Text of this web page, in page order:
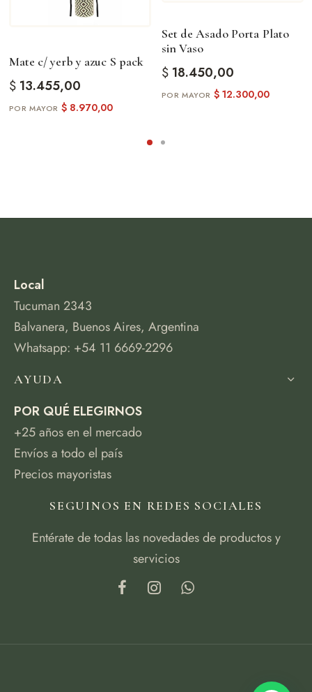
Mate c/ yerb y azuc S pack
$13.455,00
$8.970,00
Set de Asado Porta Plato
sin Vaso
$18.450,00
$12.300,00
Local
Tucuman 2343
Balvanera, Buenos Aires, Argentina
Whatsapp: +54 11 6669-2296
AYUDA
POR QUÉ ELEGIRNOS
+25 años en el mercado
Envíos a todo el país
Precios mayoristas
SEGUINOS EN REDES SOCIALES
Entérate de todas las novedades de productos y
servicios